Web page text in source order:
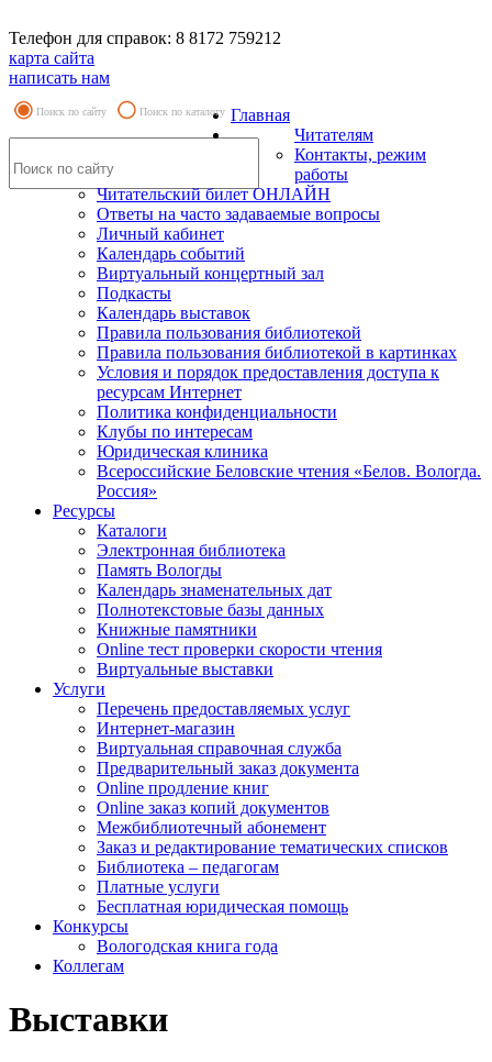
Телефон для справок: 8 8172 759212
карта сайта
написать нам
Поиск по сайту Поиск по каталогу Главная
Читателям
Контакты, режим
работы
Читательский билет ОНЛАЙН
Ответы на часто задаваемые вопросы
Личный кабинет
Календарь событий
Виртуальный концертный зал
Подкасты
Календарь выставок
Правила пользования библиотекой
Правила пользования библиотекой в картинках
Условия и порядок предоставления доступа к
ресурсам Интернет
Политика конфиденциальности
Клубы по интересам
Юридическая клиника
Всероссийские Беловские чтения «Белов. Вологда.
Россия»
Ресурсы
Каталоги
Электронная библиотека
Память Вологды
Календарь знаменательных дат
Полнотекстовые базы данных
Книжные памятники
Online тест проверки скорости чтения
Виртуальные выставки
Услуги
Перечень предоставляемых услуг
Интернет-магазин
Виртуальная справочная служба
Предварительный заказ документа
Online продление книг
Online заказ копий документов
Межбиблиотечный абонемент
Заказ и редактирование тематических списков
Библиотека – педагогам
Платные услуги
Бесплатная юридическая помощь
Конкурсы
Вологодская книга года
Коллегам
Выставки